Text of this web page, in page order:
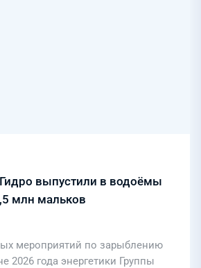
выпустили в водоёмы
млн мальков
мероприятий по зарыблению
2026 года энергетики Группы